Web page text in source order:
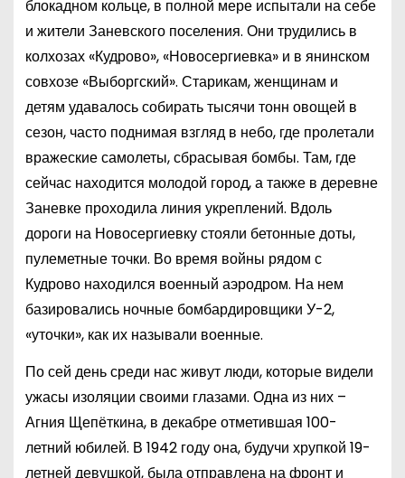
блокадном кольце, в полной мере испытали на себе
и жители Заневского поселения. Они трудились в
колхозах «Кудрово», «Новосергиевка» и в янинском
совхозе «Выборгский». Старикам, женщинам и
детям удавалось собирать тысячи тонн овощей в
сезон, часто поднимая взгляд в небо, где пролетали
вражеские самолеты, сбрасывая бомбы. Там, где
сейчас находится молодой город, а также в деревне
Заневке проходила линия укреплений. Вдоль
дороги на Новосергиевку стояли бетонные доты,
пулеметные точки. Во время войны рядом с
Кудрово находился военный аэродром. На нем
базировались ночные бомбардировщики У-2,
«уточки», как их называли военные.
По сей день среди нас живут люди, которые видели
ужасы изоляции своими глазами. Одна из них –
Агния Щепёткина, в декабре отметившая 100-
летний юбилей. В 1942 году она, будучи хрупкой 19-
летней девушкой, была отправлена на фронт и